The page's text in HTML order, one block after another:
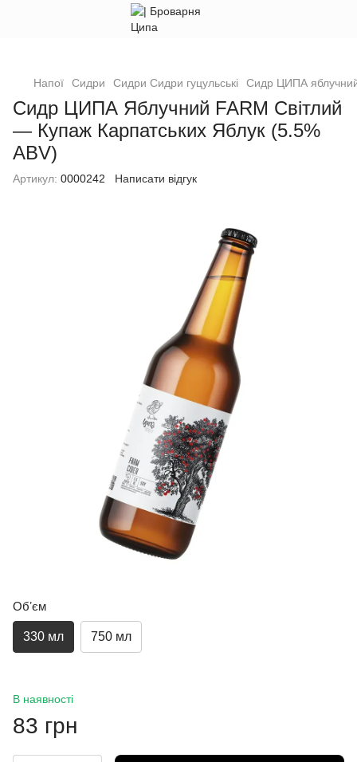
Напої Сидри Сидри Сидри гуцульські Сидр ЦИПА яблучний
Сидр ЦИПА Яблучний FARM Світлий
— Купаж Карпатських Яблук (5.5%
ABV)
Артикул: 0000242 Написати відгук
Обʼєм
330 мл 750 мл
В наявності
83 грн